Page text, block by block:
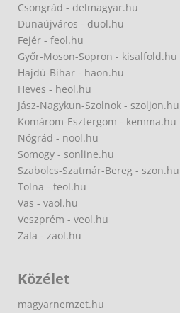
Csongrád - delmagyar.hu
Dunaújváros - duol.hu
Fejér - feol.hu
Győr-Moson-Sopron - kisalfold.hu
Hajdú-Bihar - haon.hu
Heves - heol.hu
Jász-Nagykun-Szolnok - szoljon.hu
Komárom-Esztergom - kemma.hu
Nógrád - nool.hu
Somogy - sonline.hu
Szabolcs-Szatmár-Bereg - szon.hu
Tolna - teol.hu
Vas - vaol.hu
Veszprém - veol.hu
Zala - zaol.hu
Közélet
magyarnemzet.hu